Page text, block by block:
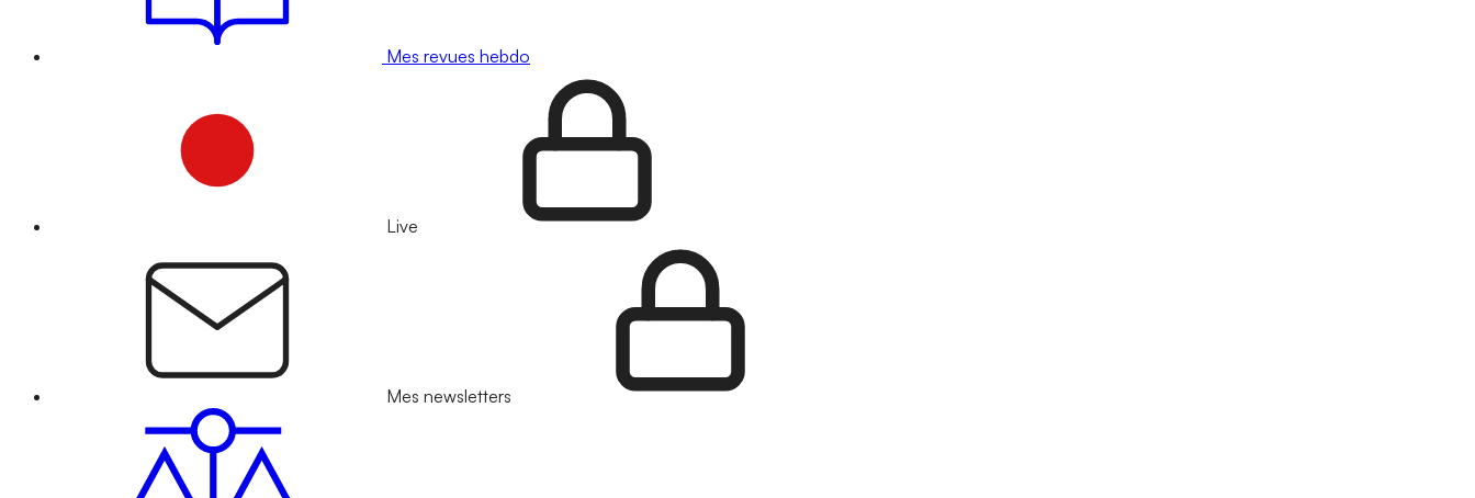
Mes revues hebdo
Live
Mes newsletters